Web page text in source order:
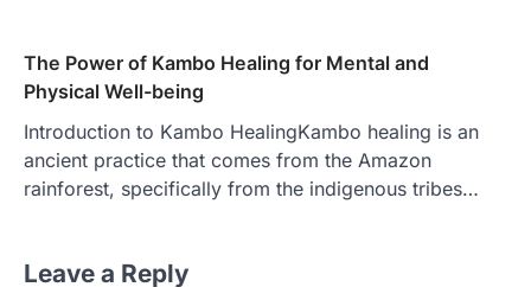
The Power of Kambo Healing for Mental and
Physical Well-being
Introduction to Kambo HealingKambo healing is an
ancient practice that comes from the Amazon
rainforest, specifically from the indigenous tribes…
Leave a Reply